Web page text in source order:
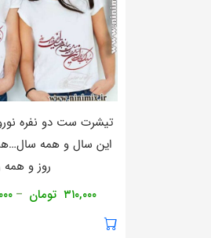
تیشرت ست دو نفره
اين سال و همه
روز و همه
۳۱۰,۰۰۰ تومان –